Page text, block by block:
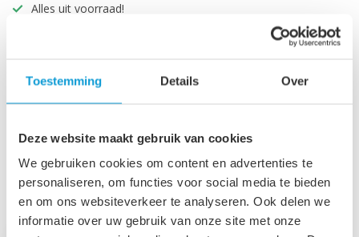
Toestemming Details Over
Deze website maakt gebruik van cookies
We gebruiken cookies om content en advertenties te
personaliseren, om functies voor social media te bieden
en om ons websiteverkeer te analyseren. Ook delen we
informatie over uw gebruik van onze site met onze
Alles uit voorraad!
Productomschrijving
Recent bekeken